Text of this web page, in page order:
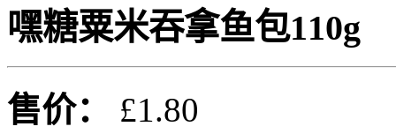
嘿糖粟米吞拿鱼包110g
售价：
£1.80